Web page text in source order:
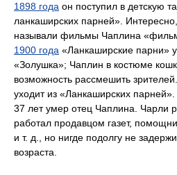
1898 года он поступил в детскую
ланкаширских парней».
называли фильмы Чаплина
1900 года «Ланкаширские парни»
«Золушка»; Чаплин в костюме
возможность рассмешить
уходит из «Ланкаширских парней».
37 лет умер отец Чаплина. Чарли
работал продавцом газет,
и т. д., но нигде подолгу не
возраста.